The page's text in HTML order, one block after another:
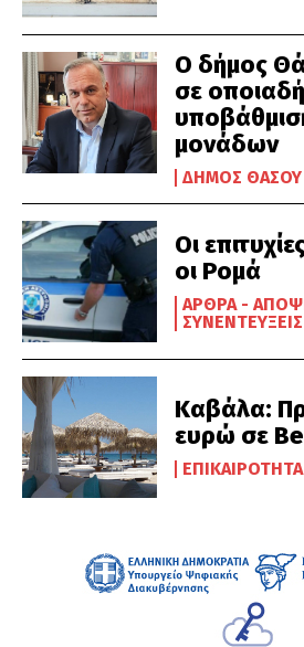
Ο δήμος
σε
μονάδων
ΔΉΜΟΣ ΘΆΣΟΥ
Οι
οι Ρομά
ΆΡΘΡΑ -
ΣΥΝΕΝΤΕΎΞΕΙΣ
Καβάλα:
ευρώ σε
ΕΠΙΚΑΙΡΌΤΗΤΑ